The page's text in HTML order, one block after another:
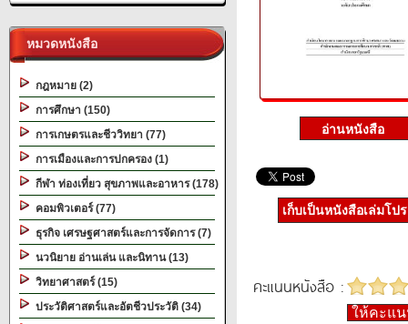
หมวดหนังสือ
กฎหมาย (2)
การศึกษา (150)
การเกษตรและชีววิทยา (77)
การเมืองและการปกครอง (1)
กีฬา ท่องเที่ยว สุขภาพและอาหาร (178)
คอมพิวเตอร์ (77)
ธุรกิจ เศรษฐศาสตร์และการจัดการ (7)
นวนิยาย อ่านเล่น และนิทาน (13)
วิทยาศาสตร์ (15)
ประวัติศาสตร์และอัตชีวประวัติ (34)
เก็บเป็นหนังสือเล่มโป
คะแนนหนังสือ :
ให้คะแ